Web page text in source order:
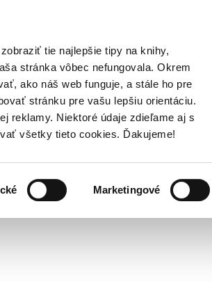
tie najlepšie tipy na knihy,
stránka vôbec nefungovala. Okrem
ako náš web funguje, a stále ho pre
stránku pre vašu lepšiu orientáciu.
reklamy. Niektoré údaje zdieľame aj s
všetky tieto cookies. Ďakujeme!
Marketingové